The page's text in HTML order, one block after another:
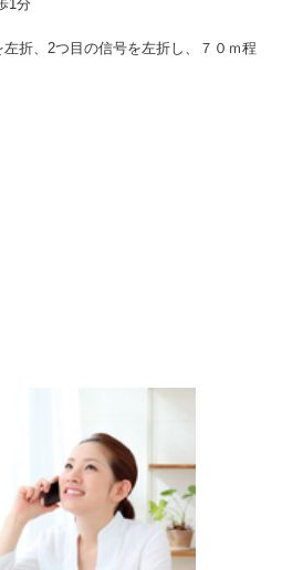
1分
折、2つ目の信号を左折し、７０ｍ程